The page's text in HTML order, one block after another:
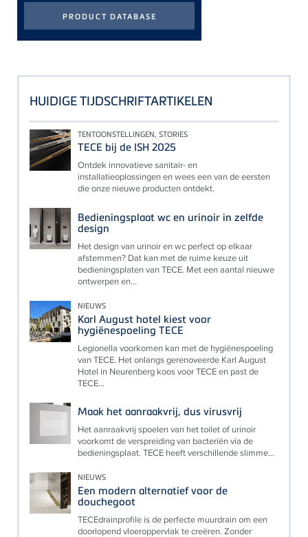
HUIDIGE TIJDSCHRIFTARTIKELEN
TENTOONSTELLINGEN, STORIES
TECE bij de ISH 2025
Ontdek innovatieve sanitair- en
installatieoplossingen en wees een van de eersten
die onze nieuwe producten ontdekt.
Bedieningsplaat wc en urinoir in zelfde
design
Het design van urinoir en wc perfect op elkaar
afstemmen? Dat kan met de ruime keuze uit
bedieningsplaten van TECE. Met een aantal nieuwe
ontwerpen en...
NIEUWS
Karl August hotel kiest voor
hygiënespoeling TECE
Legionella voorkomen kan met de hygiënespoeling
van TECE. Het onlangs gerenoveerde Karl August
Hotel in Neurenberg koos voor TECE en past de
TECE...
Maak het aanraakvrij, dus virusvrij
Het aanraakvrij spoelen van het toilet of urinoir
voorkomt de verspreiding van bacteriën via de
bedieningsplaat. TECE heeft verschillende slimme...
NIEUWS
Een modern alternatief voor de
douchegoot
TECEdrainprofile is de perfecte muurdrain om een
doorlopend vloeroppervlak te creëren. Zonder